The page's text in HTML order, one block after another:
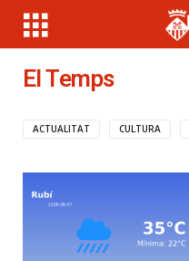
El Temps
ACTUALITAT CULTURA